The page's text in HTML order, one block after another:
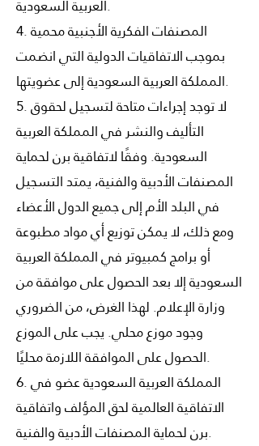
العربية السعودية.
4. المصنفات الفكرية الأجنبية محمية
بموجب الاتفاقيات الدولية التي انضمت
المملكة العربية السعودية إلى عضويتها.
5. لا توجد إجراءات متاحة لتسجيل لحقوق
التأليف والنشر في المملكة العربية
السعودية. وفقًا لاتفاقية برن لحماية
المصنفات الأدبية والفنية، يمتد التسجيل
في البلد الأم إلى جميع الدول الأعضاء
ومع ذلك، لا يمكن توزيع أي مواد مطبوعة
أو برامج كمبيوتر في المملكة العربية
السعودية إلا بعد الحصول على موافقة من
وزارة الإعلام. لهذا الغرض، من الضروري
وجود موزع محلي. يجب على الموزع
الحصول على الموافقة اللازمة محليًا.
6. المملكة العربية السعودية عضو في
الاتفاقية العالمية لحق المؤلف واتفاقية
برن لحماية المصنفات الأدبية والفنية.